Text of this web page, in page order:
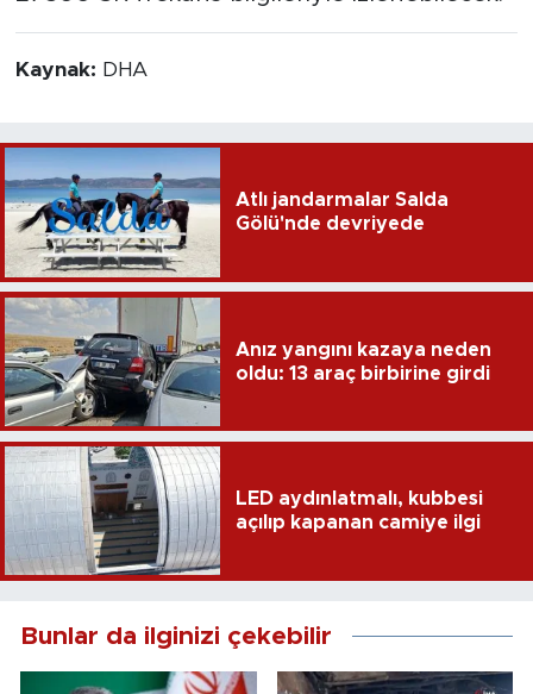
Kaynak: DHA
Atlı jandarmalar Salda
Gölü'nde devriyede
Anız yangını kazaya neden
oldu: 13 araç birbirine girdi
LED aydınlatmalı, kubbesi
açılıp kapanan camiye ilgi
Bunlar da ilginizi çekebilir